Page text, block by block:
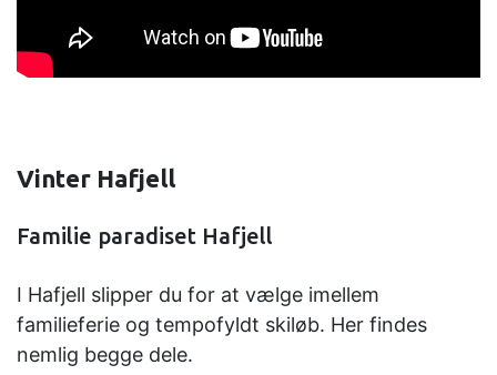
Vinter Hafjell
Familie paradiset Hafjell
I Hafjell slipper du for at vælge imellem
familieferie og tempofyldt skiløb. Her findes
nemlig begge dele.